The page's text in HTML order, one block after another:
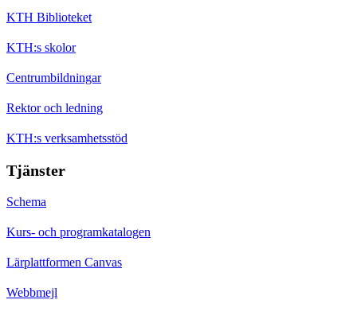
KTH Biblioteket
KTH:s skolor
Centrumbildningar
Rektor och ledning
KTH:s verksamhetsstöd
Tjänster
Schema
Kurs- och programkatalogen
Lärplattformen Canvas
Webbmejl